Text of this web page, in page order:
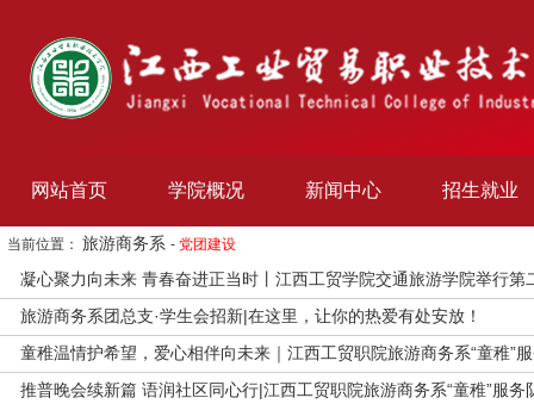
网站首页 学院概况 新闻中心 招生就业
当前位置： 旅游商务系 - 党团建设
凝心聚力向未来 青春奋进正当时丨江西工贸学院交通旅游学院举行
旅游商务系团总支·学生会招新|在这里，让你的热爱有处安放！
童稚温情护希望，爱心相伴向未来｜江西工贸职院旅游商务系“童稚”
推普晚会续新篇 语润社区同心行|江西工贸职院旅游商务系“童稚”服